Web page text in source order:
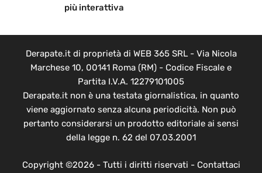
più interattiva
Derapate.it di proprietà di WEB 365 SRL - Via Nicola
Marchese 10, 00141 Roma (RM) - Codice Fiscale e
Partita I.V.A. 12279101005
Derapate.it non è una testata giornalistica, in quanto
viene aggiornato senza alcuna periodicità. Non può
pertanto considerarsi un prodotto editoriale ai sensi
della legge n. 62 del 07.03.2001
Copyright ©2026 - Tutti i diritti riservati - Contattaci